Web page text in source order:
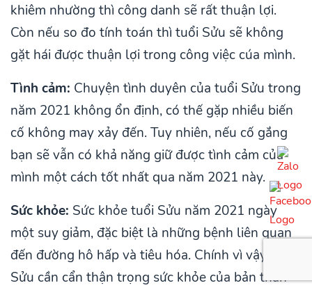
khiêm nhường thì công danh sẽ rất thuận lợi.
Còn nếu so đo tính toán thì tuổi Sửu sẽ không
gặt hái được thuận lợi trong công việc cúa mình.
Tình cảm: Chuyện tình duyên của tuổi Sửu trong
năm 2021 không ổn định, có thế gặp nhiều biến
cố không may xảy đến. Tuy nhiên, nếu cố gắng
bạn sẽ vẫn có khả năng giữ được tình cảm của
mình một cách tốt nhất qua năm 2021 này.
Sức khỏe: Sức khỏe tuổi Sửu năm 2021 ngày
một suy giảm, đặc biệt là những bệnh liên quan
đến đường hô hấp và tiêu hóa. Chính vì vậy, tuổi
Sửu cần cẩn thận trọng sức khỏe của bản thân